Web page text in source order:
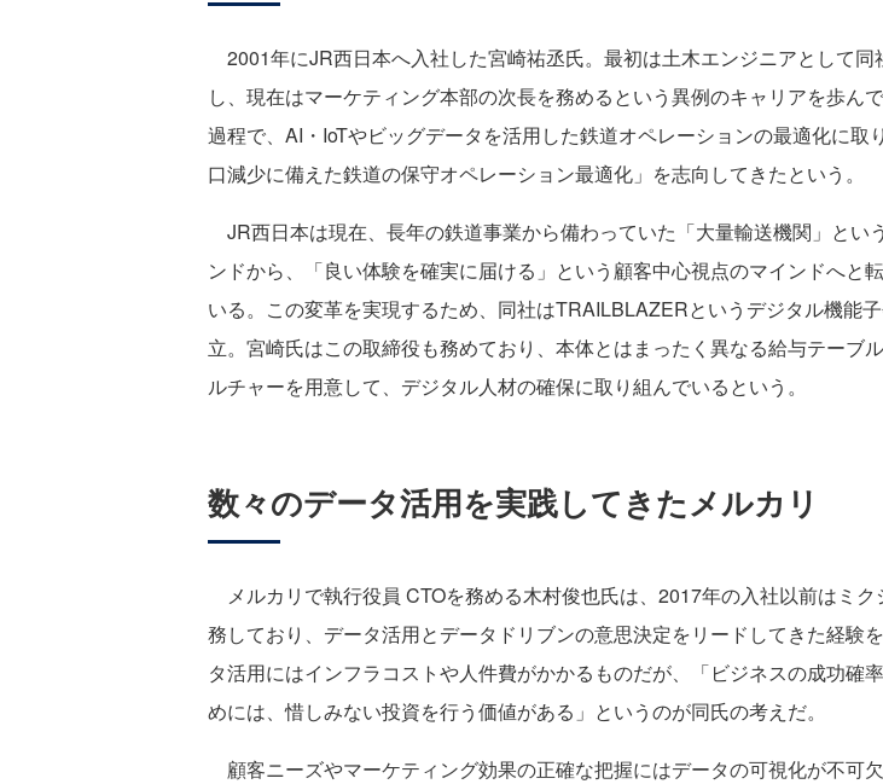
2001年にJR西日本へ入社した宮崎祐丞氏。最初は土木エンジニアとして同
し、現在はマーケティング本部の次長を務めるという異例のキャリアを歩ん
過程で、AI・IoTやビッグデータを活用した鉄道オペレーションの最適化に取
口減少に備えた鉄道の保守オペレーション最適化」を志向してきたという。
JR西日本は現在、長年の鉄道事業から備わっていた「大量輸送機関」とい
ンドから、「良い体験を確実に届ける」という顧客中心視点のマインドへと
いる。この変革を実現するため、同社はTRAILBLAZERというデジタル機能
立。宮崎氏はこの取締役も務めており、本体とはまったく異なる給与テーブ
ルチャーを用意して、デジタル人材の確保に取り組んでいるという。
数々のデータ活用を実践してきたメルカリ
メルカリで執行役員 CTOを務める木村俊也氏は、2017年の入社以前はミク
務しており、データ活用とデータドリブンの意思決定をリードしてきた経験
タ活用にはインフラコストや人件費がかかるものだが、「ビジネスの成功確
めには、惜しみない投資を行う価値がある」というのが同氏の考えだ。
顧客ニーズやマーケティング効果の正確な把握にはデータの可視化が不可